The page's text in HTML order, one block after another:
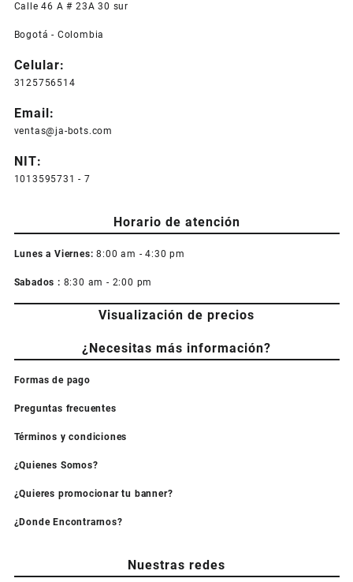
Calle 46 A # 23A 30 sur
Bogotá - Colombia
Celular:
3125756514
Email:
ventas@ja-bots.com
NIT:
1013595731 - 7
Horario de atención
Lunes a Viernes: 8:00 am - 4:30 pm
Sabados : 8:30 am - 2:00 pm
Visualización de precios
¿Necesitas más información?
Formas de pago
Preguntas frecuentes
Términos y condiciones
¿Quienes Somos?
¿Quieres promocionar tu banner?
¿Donde Encontrarnos?
Nuestras redes